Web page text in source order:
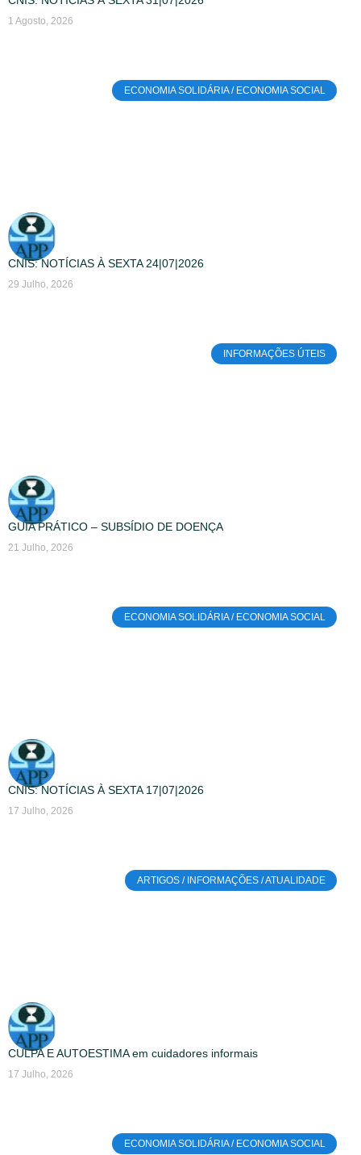
1 Agosto, 2026
ECONOMIA SOLIDÁRIA / ECONOMIA SOCIAL
CNIS: NOTÍCIAS À SEXTA 24|07|2026
29 Julho, 2026
INFORMAÇÕES ÚTEIS
GUIA PRÁTICO – SUBSÍDIO DE DOENÇA
21 Julho, 2026
ECONOMIA SOLIDÁRIA / ECONOMIA SOCIAL
CNIS: NOTÍCIAS À SEXTA 17|07|2026
17 Julho, 2026
ARTIGOS / INFORMAÇÕES / ATUALIDADE
CULPA E AUTOESTIMA em cuidadores informais
17 Julho, 2026
ECONOMIA SOLIDÁRIA / ECONOMIA SOCIAL